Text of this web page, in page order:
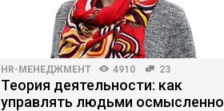
HR-МЕНЕДЖМЕНТ 4910 23
Теория деятельности: как
управлять людьми осмысленно